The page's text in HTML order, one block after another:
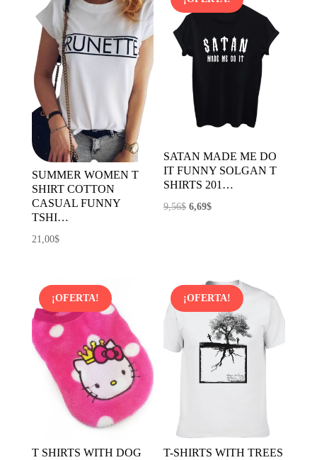
6,62$.3,31$.
SUMMER WOMEN T
SHIRT COTTON
CASUAL FUNNY
TSHI…
21,00$
SATAN MADE ME DO
IT FUNNY SOLGAN T
SHIRTS 201…
9,56$ El
9,56$.
6,69$El
6,69$.
¡OFERTA!
T SHIRTS WITH DOG
¡OFERTA!
T-SHIRTS WITH TREES